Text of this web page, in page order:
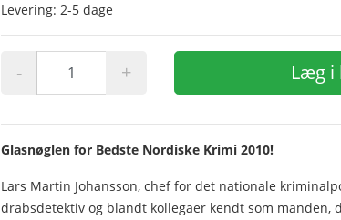
Levering: 2-5 dage
- + Læg i
Glasnøglen for Bedste Nordiske Krimi 2010!
Lars Martin Johansson, chef for det nationale
drabsdetektiv og blandt kollegaer kendt som manden,